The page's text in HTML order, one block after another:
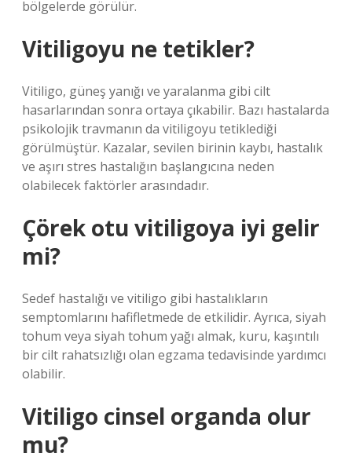
bölgelerde görülür.
Vitiligoyu ne tetikler?
Vitiligo, güneş yanığı ve yaralanma gibi cilt
hasarlarından sonra ortaya çıkabilir. Bazı hastalarda
psikolojik travmanın da vitiligoyu tetiklediği
görülmüştür. Kazalar, sevilen birinin kaybı, hastalık
ve aşırı stres hastalığın başlangıcına neden
olabilecek faktörler arasındadır.
Çörek otu vitiligoya iyi gelir
mi?
Sedef hastalığı ve vitiligo gibi hastalıkların
semptomlarını hafifletmede de etkilidir. Ayrıca, siyah
tohum veya siyah tohum yağı almak, kuru, kaşıntılı
bir cilt rahatsızlığı olan egzama tedavisinde yardımcı
olabilir.
Vitiligo cinsel organda olur
mu?